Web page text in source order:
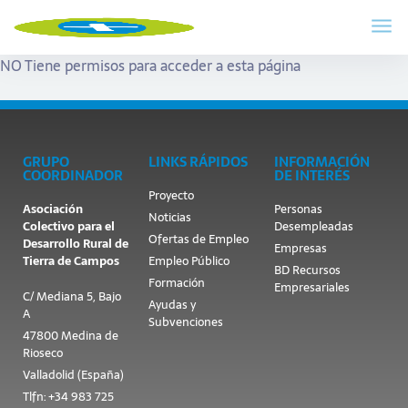
NO Tiene permisos para acceder a esta página
GRUPO
COORDINADOR
Asociación
Colectivo para el
Desarrollo Rural de
Tierra de Campos
C/ Mediana 5, Bajo
A
47800 Medina de
Rioseco
Valladolid (España)
Tlfn: +34 983 725
LINKS RÁPIDOS
Proyecto
Noticias
Ofertas de Empleo
Empleo Público
Formación
Ayudas y
Subvenciones
INFORMACIÓN
DE INTERÉS
Personas
Desempleadas
Empresas
BD Recursos
Empresariales